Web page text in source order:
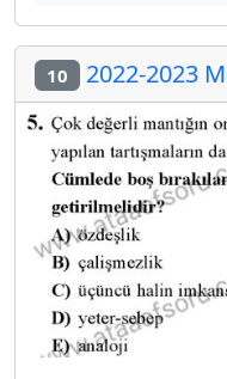
10 2022-2023